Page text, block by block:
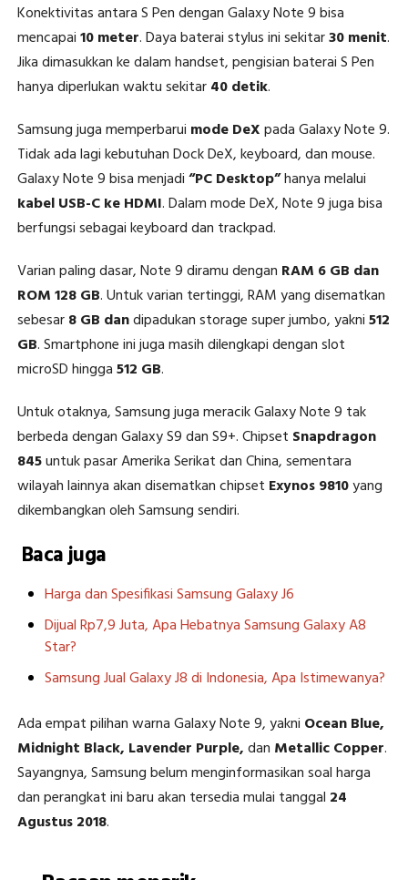
Konektivitas antara S Pen dengan Galaxy Note 9 bisa
mencapai10 meter. Daya baterai stylus ini sekitar30 menit.
Jika dimasukkan ke dalam handset, pengisian baterai S Pen
hanya diperlukan waktu sekitar40 detik.
Samsung juga memperbarui mode DeXpada Galaxy Note 9.
Tidak ada lagi kebutuhan Dock DeX, keyboard, dan mouse.
Galaxy Note 9 bisa menjadi“PC Desktop”hanya melalui
kabel USB-C ke HDMI. Dalam mode DeX, Note 9 juga bisa
berfungsi sebagai keyboard dan trackpad.
Varian paling dasar, Note 9 diramu dengan RAM 6 GB dan
ROM 128 GB. Untuk varian tertinggi, RAM yang disematkan
sebesar8 GB dandipadukan storage super jumbo, yakni512
GB. Smartphone ini juga masih dilengkapi dengan slot
microSD hingga512 GB.
Untuk otaknya, Samsung juga meracik Galaxy Note 9 tak
berbeda dengan Galaxy S9 dan S9+. Chipset Snapdragon
845untuk pasar Amerika Serikat dan China, sementara
wilayah lainnya akan disematkan chipset Exynos 9810yang
dikembangkan oleh Samsung sendiri.
Baca juga
Harga dan Spesifikasi Samsung Galaxy J6
Dijual Rp7,9 Juta, Apa Hebatnya Samsung Galaxy A8
Star?
Samsung Jual Galaxy J8 di Indonesia, Apa Istimewanya?
Ada empat pilihan warna Galaxy Note 9, yakni Ocean Blue,
Midnight Black, Lavender Purple,dan Metallic Copper.
Sayangnya, Samsung belum menginformasikan soal harga
dan perangkat ini baru akan tersedia mulai tanggal 24
Agustus 2018.